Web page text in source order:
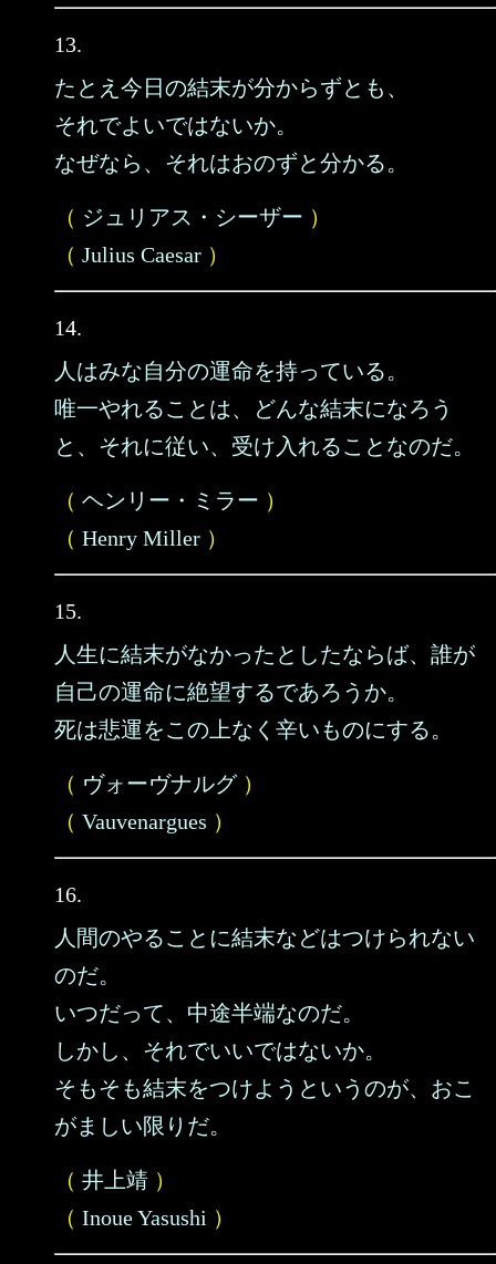
13.
たとえ今日の結末が分からずとも、
それでよいではないか。
なぜなら、それはおのずと分かる。
（ ジュリアス・シーザー ）
（ Julius Caesar ）
14.
人はみな自分の運命を持っている。
唯一やれることは、どんな結末になろう
と、それに従い、受け入れることなのだ。
（ ヘンリー・ミラー ）
（ Henry Miller ）
15.
人生に結末がなかったとしたならば、誰が
自己の運命に絶望するであろうか。
死は悲運をこの上なく辛いものにする。
（ ヴォーヴナルグ）
（ Vauvenargues ）
16.
人間のやることに結末などはつけられない
のだ。
いつだって、中途半端なのだ。
しかし、それでいいではないか。
そもそも結末をつけようというのが、おこ
がましい限りだ。
（ 井上靖 ）
（ Inoue Yasushi ）